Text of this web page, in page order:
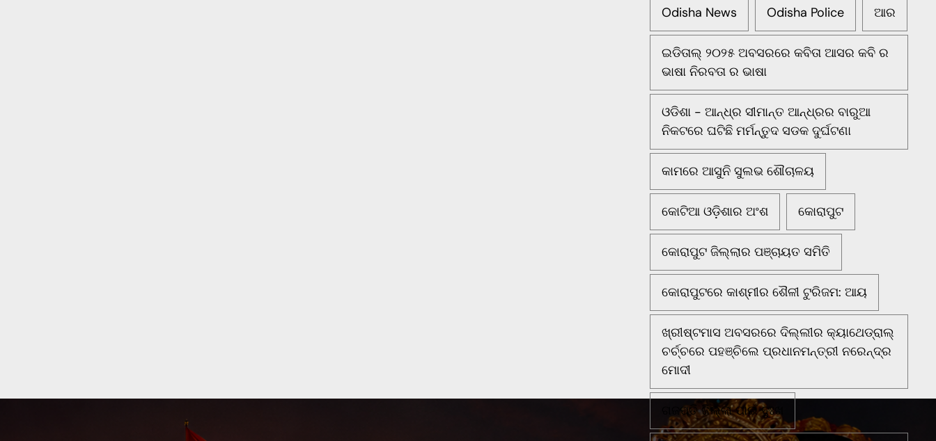
Odisha News Odisha Police ଆର
ଇଡିତାଲ୍ ୨୦୨୫ ଅବସରରେ କବିତା ଆସର କବି ର
ଭାଷା ନିରବତା ର ଭାଷା
ଓଡିଶା - ଆନ୍ଧ୍ର ସୀମାନ୍ତ ଆନ୍ଧ୍ରର ବାରୁଆ
ନିକଟରେ ଘଟିଛି ମର୍ମନ୍ତୁଦ ସଡକ ଦୁର୍ଘଟଣା
କାମରେ ଆସୁନି ସୁଲଭ ଶୌଚାଳୟ
କୋଟିଆ ଓଡ଼ିଶାର ଅଂଶ କୋରାପୁଟ
କୋରାପୁଟ ଜିଲ୍ଲାର ପଞ୍ଚାୟତ ସମିତି
କୋରାପୁଟରେ କାଶ୍ମୀର ଶୈଳୀ ଟୁରିଜମ: ଆୟ
ଖ୍ରୀଷ୍ଟମାସ ଅବସରରେ ଦିଲ୍ଲୀର କ୍ୟାଥେଡ୍ରାଲ୍
ଚର୍ଚ୍ଚରେ ପହଞ୍ଚିଲେ ପ୍ରଧାନମନ୍ତ୍ରୀ ନରେନ୍ଦ୍ର
ମୋଦୀ
ଗଜପତି ଜିଲ୍ଲା ପାଇଁ ଦୁଃଖ